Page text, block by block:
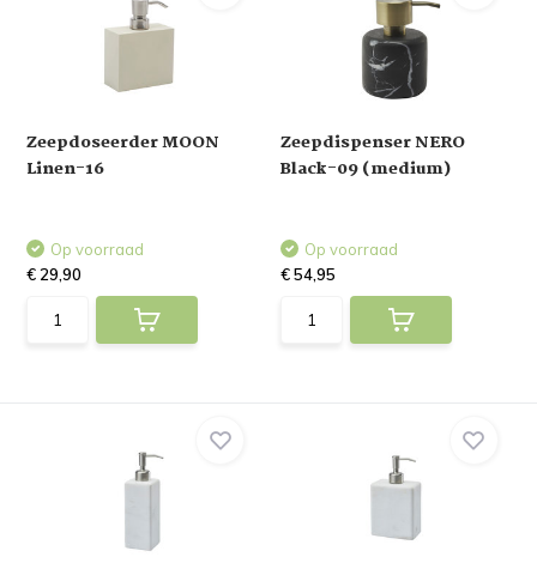
Zeepdoseerder MOON
Linen-16
Op voorraad
€ 29,90
Zeepdispenser NERO
Black-09 (medium)
Op voorraad
€ 54,95